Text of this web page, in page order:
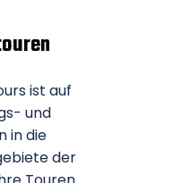
ist auf
und
in die
der